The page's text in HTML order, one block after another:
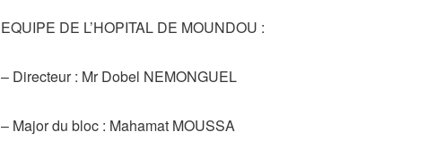
EQUIPE DE L’HOPITAL DE MOUNDOU :
– Directeur : Mr Dobel NEMONGUEL
– Major du bloc : Mahamat MOUSSA